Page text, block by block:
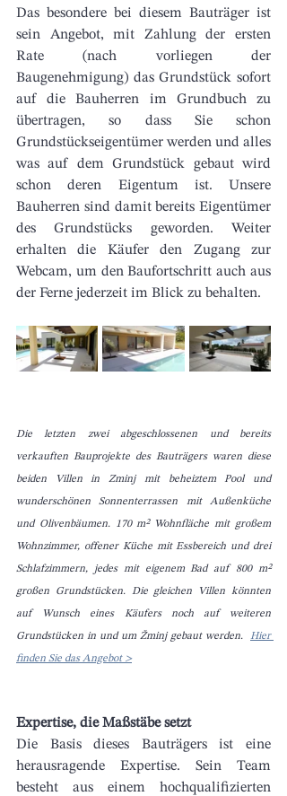
Das besondere bei diesem Bauträger ist
sein Angebot, mit Zahlung der ersten
Rate (nach vorliegen der
Baugenehmigung) das Grundstück sofort
auf die Bauherren im Grundbuch zu
übertragen, so dass Sie schon
Grundstückseigentümer werden und alles
was auf dem Grundstück gebaut wird
schon deren Eigentum ist. Unsere
Bauherren sind damit bereits Eigentümer
des Grundstücks geworden. Weiter
erhalten die Käufer den Zugang zur
Webcam, um den Baufortschritt auch aus
der Ferne jederzeit im Blick zu behalten.
Die letzten zwei abgeschlossenen und bereits
verkauften Bauprojekte des Bauträgers waren diese
beiden Villen in Zminj mit beheiztem Pool und
wunderschönen Sonnenterrassen mit Außenküche
und Olivenbäumen. 170 m² Wohnfläche mit großem
Wohnzimmer, offener Küche mit Essbereich und drei
Schlafzimmern, jedes mit eigenem Bad auf 800 m²
großen Grundstücken. Die gleichen Villen könnten
auf Wunsch eines Käufers noch auf weiteren
Grundstücken in und um Žminj gebaut werden. Hier
finden Sie das Angebot >
Expertise, die Maßstäbe setzt
Die Basis dieses Bauträgers ist eine
herausragende Expertise. Sein Team
besteht aus einem hochqualifizierten